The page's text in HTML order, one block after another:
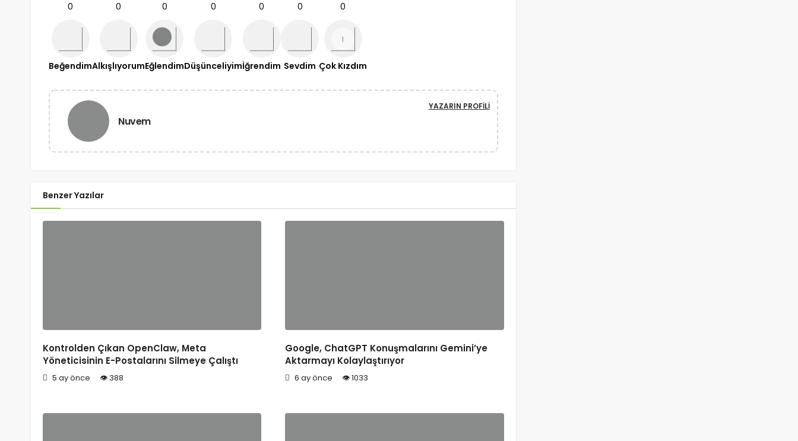
0
Beğendim
0
Alkışlıyorum
0
Eğlendim
0
Düşünceliyim
0
İğrendim
0
Sevdim
0
Çok Kızdım
Nuvem
YAZARIN PROFILI
Benzer Yazılar
Kontrolden Çıkan OpenClaw, Meta
Yöneticisinin E-Postalarını Silmeye Çalıştı
5 ay önce 388
Google, ChatGPT Konuşmalarını Gemini’ye
Aktarmayı Kolaylaştırıyor
6 ay önce 1033